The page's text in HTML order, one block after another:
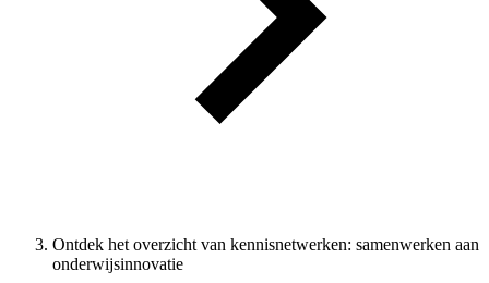
Ontdek het overzicht van kennisnetwerken: samenwerken aan
onderwijsinnovatie